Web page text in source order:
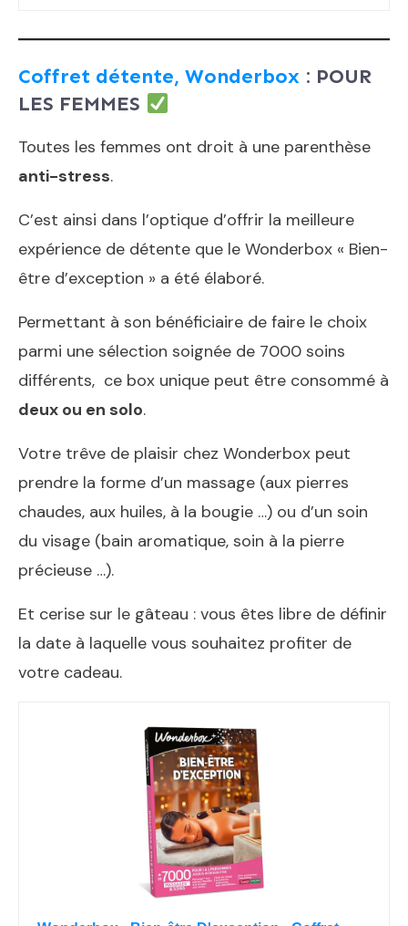
Coffret détente, Wonderbox : POUR
LES FEMMES
Toutes les femmes ont droit à une parenthèse
anti-stress.
C’est ainsi dans l’optique d’offrir la meilleure
expérience de détente que le Wonderbox « Bien-
être d’exception » a été élaboré.
Permettant à son bénéficiaire de faire le choix
parmi une sélection soignée de 7000 soins
différents, ce box unique peut être consommé à
deux ou en solo.
Votre trêve de plaisir chez Wonderbox peut
prendre la forme d’un massage (aux pierres
chaudes, aux huiles, à la bougie …) ou d’un soin
du visage (bain aromatique, soin à la pierre
précieuse …).
Et cerise sur le gâteau : vous êtes libre de définir
la date à laquelle vous souhaitez profiter de
votre cadeau.